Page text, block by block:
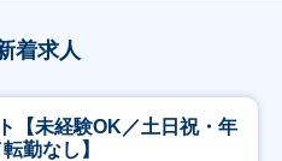
着求人
【未経験OK／土日祝・年
勤なし】